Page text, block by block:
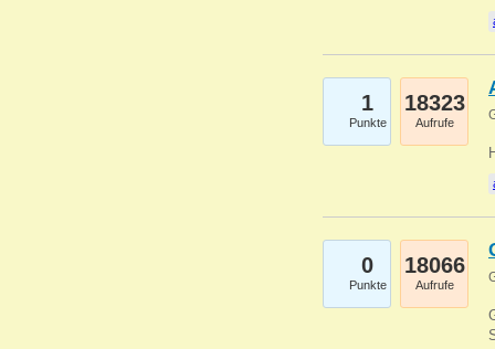
1
Punkte
18323
Aufrufe
0
Punkte
18066
Aufrufe